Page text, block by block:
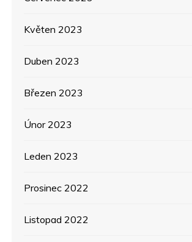
Květen 2023
Duben 2023
Březen 2023
Únor 2023
Leden 2023
Prosinec 2022
Listopad 2022